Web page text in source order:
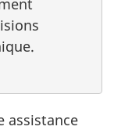
assistance